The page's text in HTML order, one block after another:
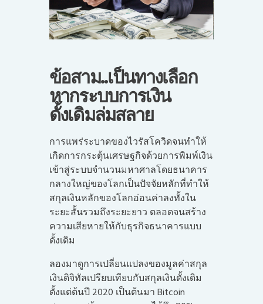
ข้อสาม..เป็นทางเลือก
หากระบบการเงิน
ดั้งเดิมล่มสลาย
การแพร่ระบาดของไวรัสโควิดจนทำให้
เกิดการกระตุ้นเศรษฐกิจด้วยการพิมพ์เงิน
เข้าสู่ระบบจำนวนมหาศาลโดยธนาคาร
กลางใหญ่ของโลกเป็นปัจจัยหลักที่ทำให้
สกุลเงินหลักของโลกอ่อนค่าลงทั้งใน
ระยะสั้นรวมถึงระยะยาว ตลอดจนสร้าง
ความเสียหายให้กับธุรกิจธนาคารแบบ
ดั้งเดิม
ลองมาดูการเปลี่ยนแปลงของมูลค่าสกุล
เงินดิจิทัลเปรียบเทียบกับสกุลเงินดั้งเดิม
ตั้งแต่ต้นปี 2020 เป็นต้นมา Bitcoin